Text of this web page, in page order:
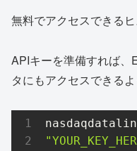
無料でアクセスできるヒ
APIキーを準備すれば、
タにもアクセスできるよ